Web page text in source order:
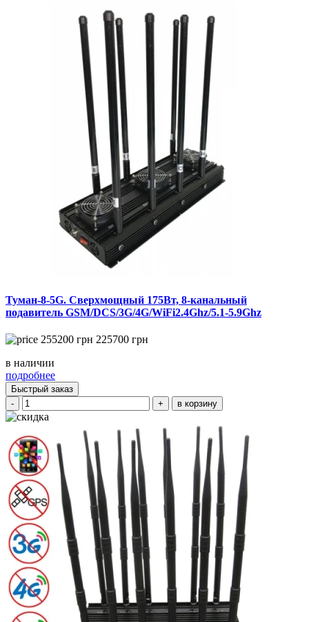
Туман-8-5G. Сверхмощный 175Вт, 8-канальный
подавитель GSM/DCS/3G/4G/WiFi2.4Ghz/5.1-5.9Ghz
255200 грн 225700 грн
в наличии
подробнее
Быстрый заказ
-
+ в корзину